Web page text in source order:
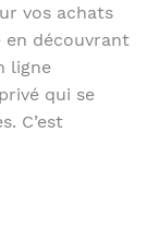
vos achats
découvrant
ligne
qui se
C’est